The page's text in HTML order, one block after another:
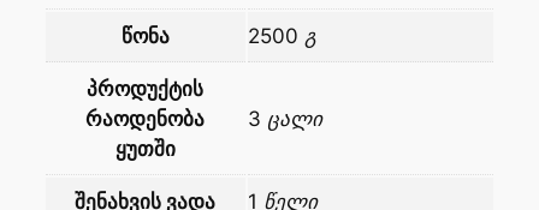
წონა 2500 გ
პროდუქტის
რაოდენობა
ყუთში
3 ცალი
შენახვის ვადა 1 წელი